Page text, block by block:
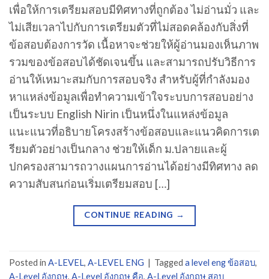
เพื่อให้การเตรียมสอบมีทิศทางที่ถูกต้อง ไม่อ่านมั่ว และ
ไม่เสียเวลาไปกับการเตรียมตัวที่ไม่สอดคล้องกับสิ่งที่
ข้อสอบต้องการวัด เนื้อหาจะช่วยให้ผู้อ่านมองเห็นภาพ
รวมของข้อสอบได้ชัดเจนขึ้น และสามารถปรับวิธีการ
อ่านให้เหมาะสมกับการสอบจริง สำหรับผู้ที่กำลังมอง
หาแหล่งข้อมูลเพื่อทำความเข้าใจระบบการสอบอย่าง
เป็นระบบ English Nirin เป็นหนึ่งในแหล่งข้อมูล
แนะแนวที่อธิบายโครงสร้างข้อสอบและแนวคิดการเต
รียมตัวอย่างเป็นกลาง ช่วยให้เด็ก ม.ปลายและผู้
ปกครองสามารถวางแผนการอ่านได้อย่างมีทิศทาง ลด
ความสับสนก่อนเริ่มเตรียมสอบ […]
CONTINUE READING →
Posted in A-LEVEL, A-LEVEL ENG | Tagged a level eng ข้อสอบ,
A-Level อังกฤษ, A-Level อังกฤษ คือ, A-Level อังกฤษ สอบ